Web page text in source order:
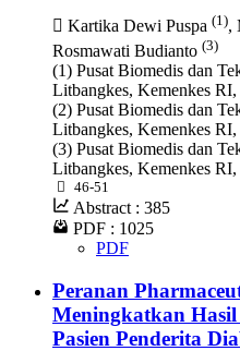
Kartika Dewi Puspa (1),
Rosmawati Budianto (3)
(1) Pusat Biomedis dan
Litbangkes, Kemenkes RI,
(2) Pusat Biomedis dan
Litbangkes, Kemenkes RI,
(3) Pusat Biomedis dan
Litbangkes, Kemenkes RI,
46-51
Abstract : 385
PDF : 1025
PDF
Peranan
Meningkatkan
Pasien Penderita